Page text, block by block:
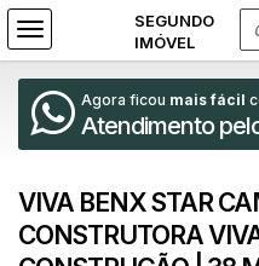
Agora ficou mais fácil
Atendimento
VIVA BENX STAR
CONSTRUTORA